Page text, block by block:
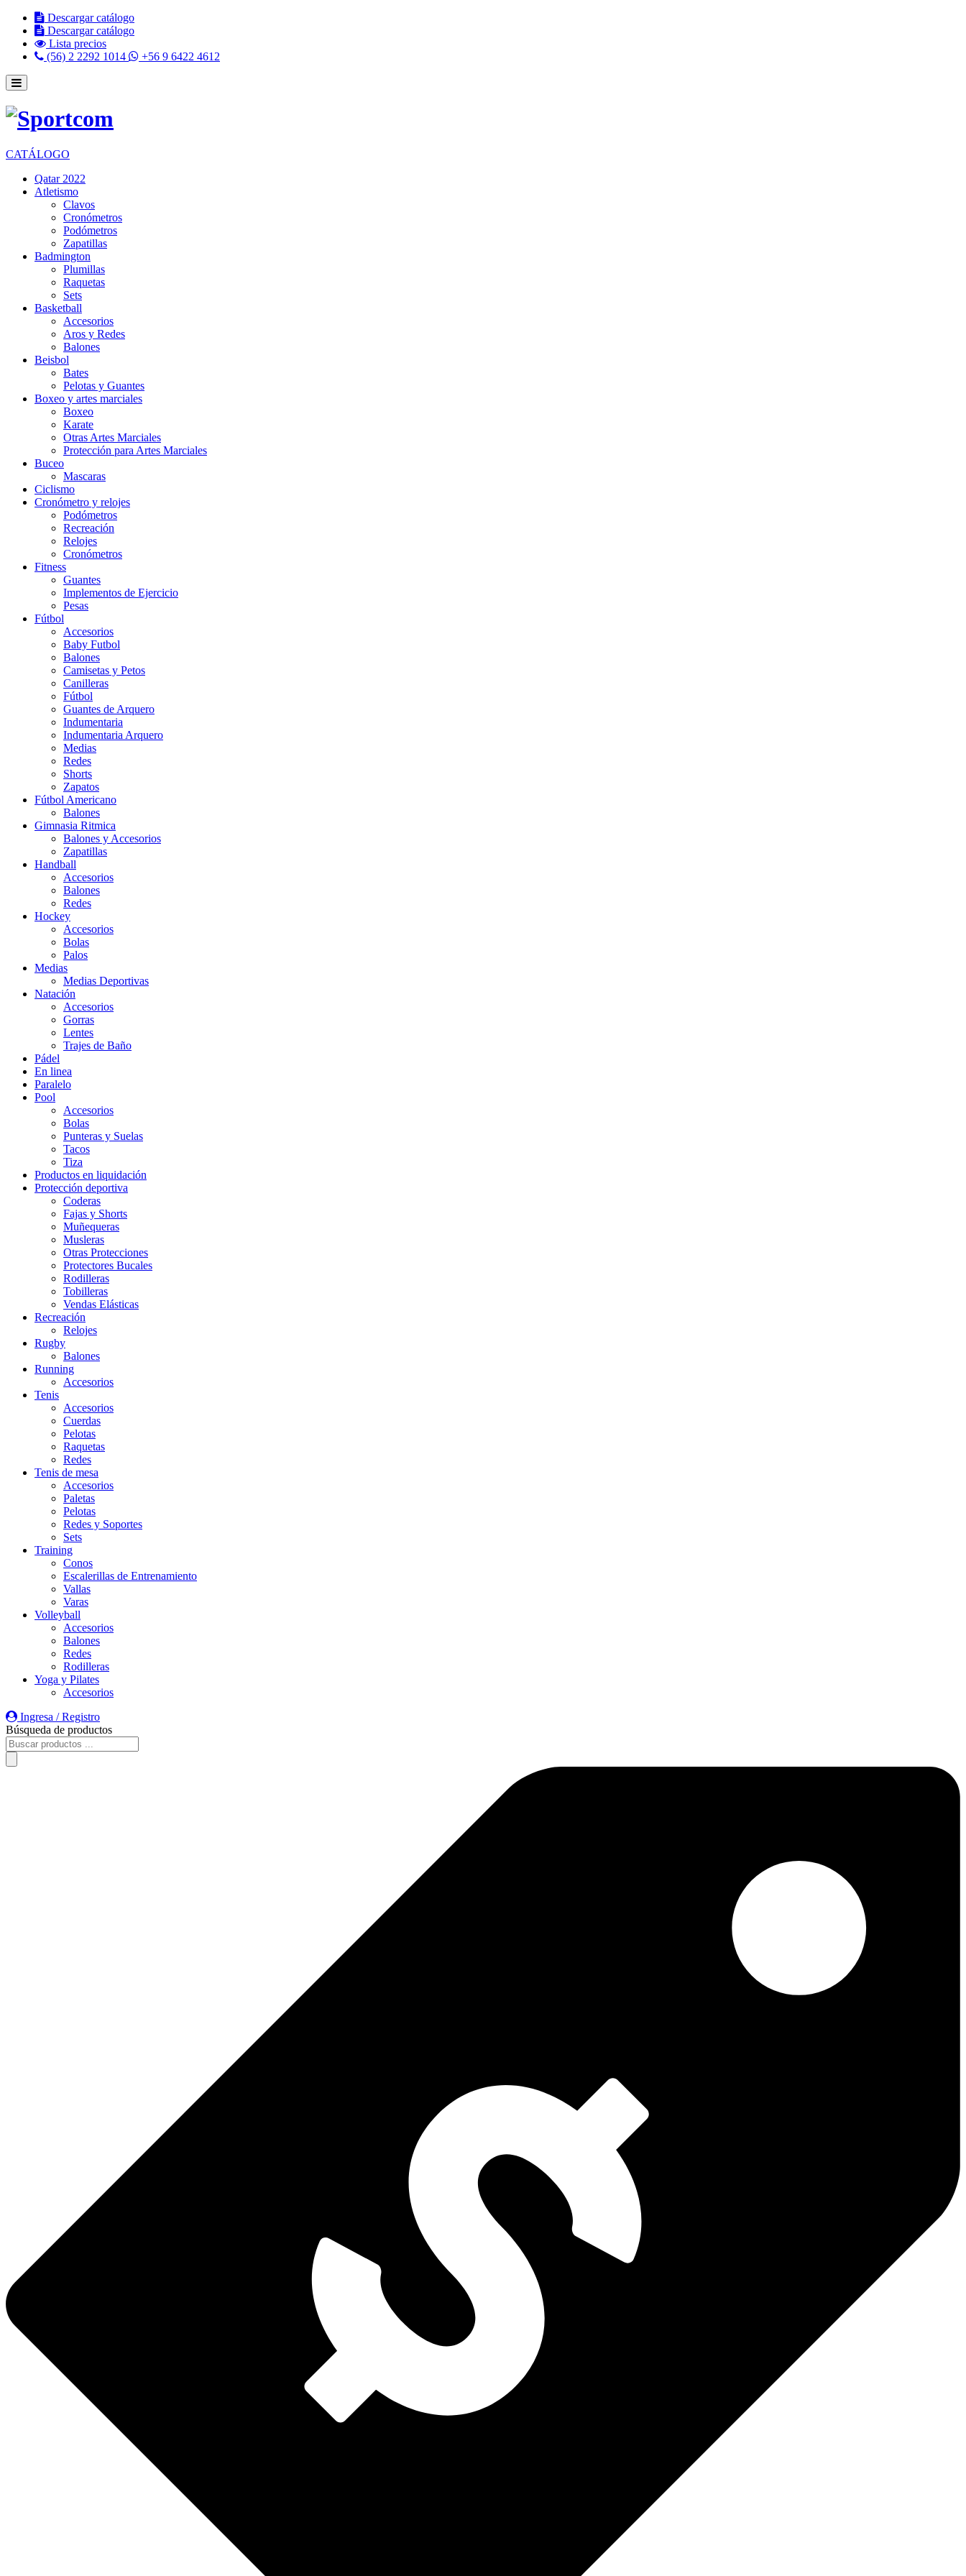
Descargar catálogo
Descargar catálogo
Lista precios
(56) 2 2292 1014
+56 9 6422 4612
CATÁLOGO
Qatar 2022
Atletismo
Clavos
Cronómetros
Podómetros
Zapatillas
Badmington
Plumillas
Raquetas
Sets
Basketball
Accesorios
Aros y Redes
Balones
Beisbol
Bates
Pelotas y Guantes
Boxeo y artes marciales
Boxeo
Karate
Otras Artes Marciales
Protección para Artes Marciales
Buceo
Mascaras
Ciclismo
Cronómetro y relojes
Podómetros
Recreación
Relojes
Cronómetros
Fitness
Guantes
Implementos de Ejercicio
Pesas
Fútbol
Accesorios
Baby Futbol
Balones
Camisetas y Petos
Canilleras
Fútbol
Guantes de Arquero
Indumentaria
Indumentaria Arquero
Medias
Redes
Shorts
Zapatos
Fútbol Americano
Balones
Gimnasia Ritmica
Balones y Accesorios
Zapatillas
Handball
Accesorios
Balones
Redes
Hockey
Accesorios
Bolas
Palos
Medias
Medias Deportivas
Natación
Accesorios
Gorras
Lentes
Trajes de Baño
Pádel
En linea
Paralelo
Pool
Accesorios
Bolas
Punteras y Suelas
Tacos
Tiza
Productos en liquidación
Protección deportiva
Coderas
Fajas y Shorts
Muñequeras
Musleras
Otras Protecciones
Protectores Bucales
Rodilleras
Tobilleras
Vendas Elásticas
Recreación
Relojes
Rugby
Balones
Running
Accesorios
Tenis
Accesorios
Cuerdas
Pelotas
Raquetas
Redes
Tenis de mesa
Accesorios
Paletas
Pelotas
Redes y Soportes
Sets
Training
Conos
Escalerillas de Entrenamiento
Vallas
Varas
Volleyball
Accesorios
Balones
Redes
Rodilleras
Yoga y Pilates
Accesorios
Ingresa / Registro
Búsqueda de productos